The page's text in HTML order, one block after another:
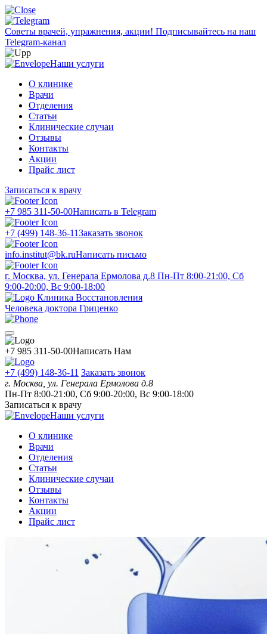
Советы врачей, упражнения, акции! Подписывайтесь на наш
Telegram-канал
Наши услуги
О клинике
Врачи
Отделения
Статьи
Клинические случаи
Отзывы
Контакты
Акции
Прайс лист
Записаться к врачу
+7 985 311-50-00Написать в Telegram
+7 (499) 148-36-11Заказать звонок
info.institut@bk.ruНаписать письмо
г. Москва, ул. Генерала Ермолова д.8 Пн-Пт 8:00-21:00, Сб
9:00-20:00, Вс 9:00-18:00
Клиника Восстановления
Человека доктора Гриценко
+7 985 311-50-00Написать Нам
+7 (499) 148-36-11 Заказать звонок
г. Москва, ул. Генерала Ермолова д.8
Пн-Пт 8:00-21:00, Сб 9:00-20:00, Вс 9:00-18:00
Записаться к врачу
Наши услуги
О клинике
Врачи
Отделения
Статьи
Клинические случаи
Отзывы
Контакты
Акции
Прайс лист